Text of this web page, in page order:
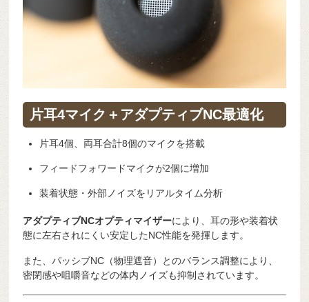
片耳4マイク＋アダプティブNC最適化
片耳4個、両耳合計8個のマイクを搭載
フィードフォワードマイクが2個に増加
装着状態・外部ノイズをリアルタイム分析
アダプティブNCオプティマイザーにより、耳の形や装着状
態に左右されにくい安定したNC性能を発揮します。
また、パッシブNC（物理遮音）とのバランス調整により、
密閉感や咀嚼音などの体内ノイズも抑制されています。